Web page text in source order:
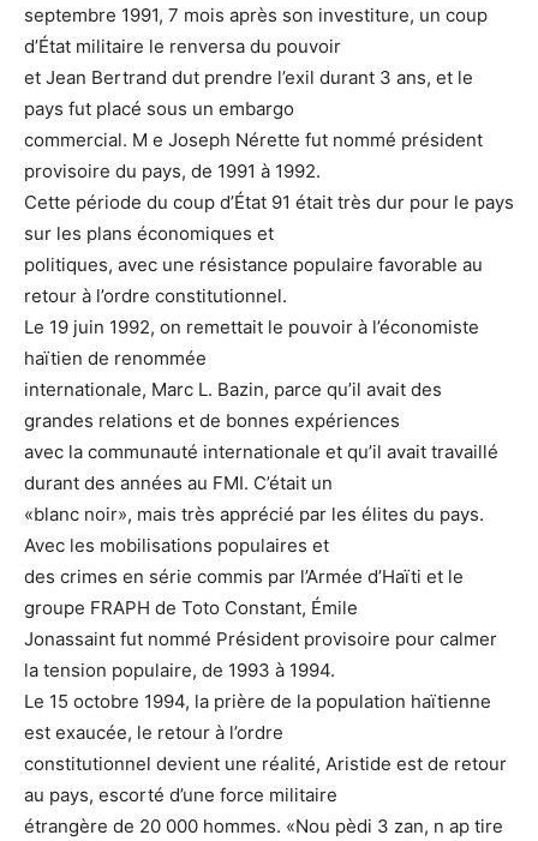
septembre 1991, 7 mois après son investiture, un coup
d’État militaire le renversa du pouvoir
et Jean Bertrand dut prendre l’exil durant 3 ans, et le
pays fut placé sous un embargo
commercial. M e Joseph Nérette fut nommé président
provisoire du pays, de 1991 à 1992.
Cette période du coup d’État 91 était très dur pour le pays
sur les plans économiques et
politiques, avec une résistance populaire favorable au
retour à l’ordre constitutionnel.
Le 19 juin 1992, on remettait le pouvoir à l’économiste
haïtien de renommée
internationale, Marc L. Bazin, parce qu’il avait des
grandes relations et de bonnes expériences
avec la communauté internationale et qu’il avait travaillé
durant des années au FMI. C’était un
«blanc noir», mais très apprécié par les élites du pays.
Avec les mobilisations populaires et
des crimes en série commis par l’Armée d’Haïti et le
groupe FRAPH de Toto Constant, Émile
Jonassaint fut nommé Président provisoire pour calmer
la tension populaire, de 1993 à 1994.
Le 15 octobre 1994, la prière de la population haïtienne
est exaucée, le retour à l’ordre
constitutionnel devient une réalité, Aristide est de retour
au pays, escorté d’une force militaire
étrangère de 20 000 hommes. «Nou pèdi 3 zan, n ap tire